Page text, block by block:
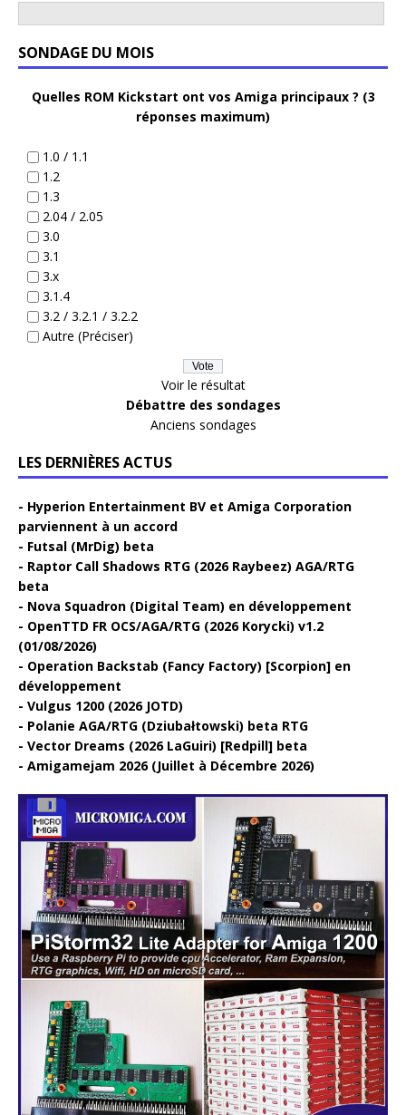
SONDAGE DU MOIS
Quelles ROM Kickstart ont vos Amiga principaux ? (3
réponses maximum)
1.0 / 1.1
1.2
1.3
2.04 / 2.05
3.0
3.1
3.x
3.1.4
3.2 / 3.2.1 / 3.2.2
Autre (Préciser)
Voir le résultat
Débattre des sondages
Anciens sondages
LES DERNIÈRES ACTUS
Hyperion Entertainment BV et Amiga Corporation
parviennent à un accord
Futsal (MrDig) beta
Raptor Call Shadows RTG (2026 Raybeez) AGA/RTG
beta
Nova Squadron (Digital Team) en développement
OpenTTD FR OCS/AGA/RTG (2026 Korycki) v1.2
(01/08/2026)
Operation Backstab (Fancy Factory) [Scorpion] en
développement
Vulgus 1200 (2026 JOTD)
Polanie AGA/RTG (Dziubałtowski) beta RTG
Vector Dreams (2026 LaGuiri) [Redpill] beta
Amigamejam 2026 (Juillet à Décembre 2026)